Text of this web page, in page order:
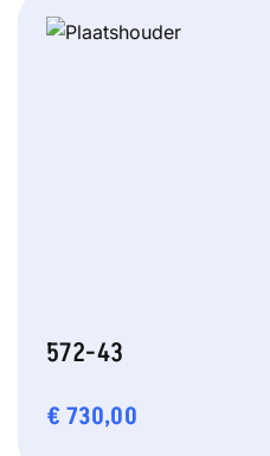
572-43
€ 730,00